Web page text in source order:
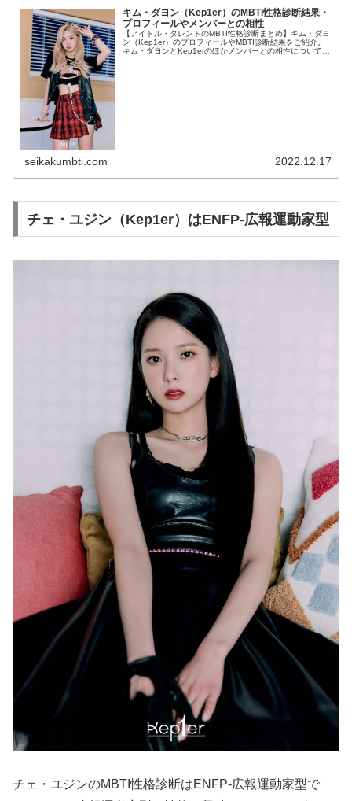
キム・ダヨン（Kep1er）のMBTI性格診断結果・
プロフィールやメンバーとの相性
【アイドル・タレントのMBTI性格診断まとめ】キム・ダヨ
ン（Kep1er）のプロフィールやMBTI診断結果をご紹介。
キム・ダヨンとKep1erのほかメンバーとの相性についても
seikakumbti.com 2022.12.17
チェ・ユジン（Kep1er）はENFP-広報運動家型
チェ・ユジンのMBTI性格診断はENFP-広報運動家型で